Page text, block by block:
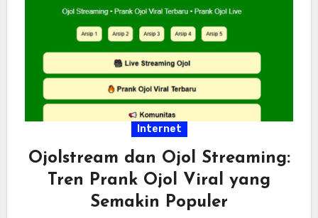
Internet
Ojolstream dan Ojol Streaming:
Tren Prank Ojol Viral yang
Semakin Populer